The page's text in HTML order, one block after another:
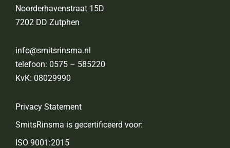
Noorderhavenstraat 15D
7202 DD Zutphen
info@smitsrinsma.nl
telefoon: 0575 – 585220
KvK: 08029990
Privacy Statement
SmitsRinsma is gecertificeerd voor:
ISO 9001:2015